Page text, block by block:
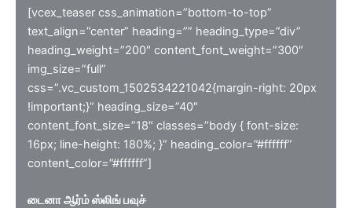
[vcex_teaser css_animation=”bottom-to-top”
text_align=”center” heading=”” heading_type=”div”
heading_weight=”200″ content_font_weight=”300″
img_size=”full”
css=”.vc_custom_1502534221042{margin-right: 20px
!important;}” heading_size=”40″
content_font_size=”18″ classes=”body { font-size:
16px; line-height: 180%; }” heading_color=”#ffffff”
content_color=”#ffffff”]
டைனா ஆர்ம் ஸ்லிங் பவுச்